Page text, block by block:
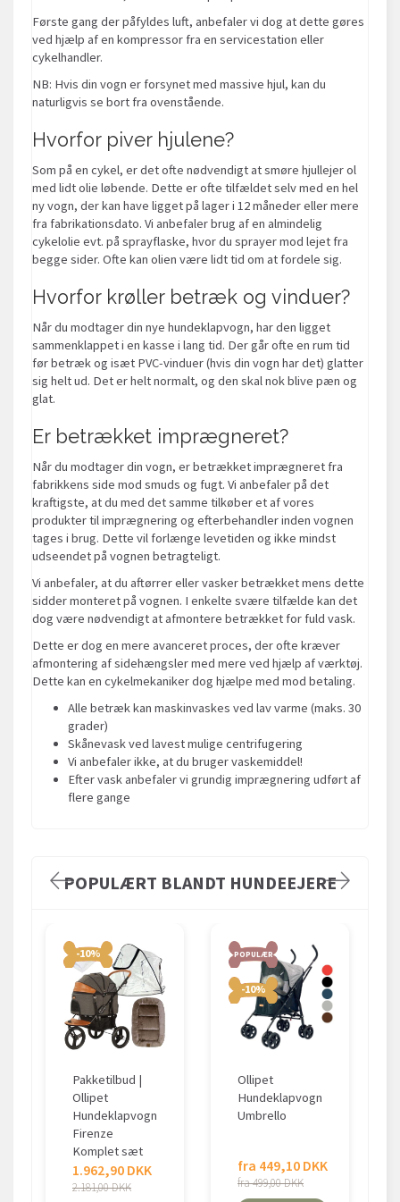
Første gang der påfyldes luft, anbefaler vi dog at dette gøres
ved hjælp af en kompressor fra en servicestation eller
cykelhandler.
NB: Hvis din vogn er forsynet med massive hjul, kan du
naturligvis se bort fra ovenstående.
Hvorfor piver hjulene?
Som på en cykel, er det ofte nødvendigt at smøre hjullejer ol
med lidt olie løbende. Dette er ofte tilfældet selv med en hel
ny vogn, der kan have ligget på lager i 12 måneder eller mere
fra fabrikationsdato. Vi anbefaler brug af en almindelig
cykelolie evt. på sprayflaske, hvor du sprayer mod lejet fra
begge sider. Ofte kan olien være lidt tid om at fordele sig.
Hvorfor krøller betræk og vinduer?
Når du modtager din nye hundeklapvogn, har den ligget
sammenklappet i en kasse i lang tid. Der går ofte en rum tid
før betræk og isæt PVC-vinduer (hvis din vogn har det) glatter
sig helt ud. Det er helt normalt, og den skal nok blive pæn og
glat.
Er betrækket imprægneret?
Når du modtager din vogn, er betrækket imprægneret fra
fabrikkens side mod smuds og fugt. Vi anbefaler på det
kraftigste, at du med det samme tilkøber et af vores
produkter til imprægnering og efterbehandler inden vognen
tages i brug. Dette vil forlænge levetiden og ikke mindst
udseendet på vognen betragteligt.
Vi anbefaler, at du aftørrer eller vasker betrækket mens dette
sidder monteret på vognen. I enkelte svære tilfælde kan det
dog være nødvendigt at afmontere betrækket for fuld vask.
Dette er dog en mere avanceret proces, der ofte kræver
afmontering af sidehængsler med mere ved hjælp af værktøj.
Dette kan en cykelmekaniker dog hjælpe med mod betaling.
Alle betræk kan maskinvaskes ved lav varme (maks. 30
grader)
Skånevask ved lavest mulige centrifugering
Vi anbefaler ikke, at du bruger vaskemiddel!
Efter vask anbefaler vi grundig imprægnering udført af
flere gange
POPULÆRT BLANDT HUNDEEJERE
-10%
Pakketilbud |
Ollipet
Hundeklapvogn
Firenze
Komplet sæt
1.962,90 DKK
2.181,00 DKK
POPULÆR
-10%
Ollipet
Hundeklapvogn
Umbrello
fra 449,10 DKK
fra 499,00 DKK